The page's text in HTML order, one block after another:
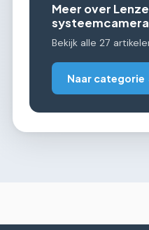
Meer over
Bekijk alle 27
Naar categorie